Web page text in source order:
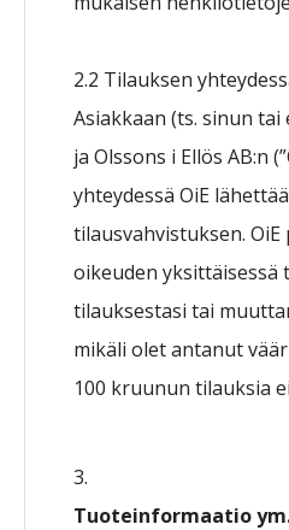
2.2 Tilauksen
Asiakkaan (ts. sinun
ja Olssons i Ellös AB:n
yhteydessä OiE
tilausvahvistuksen.
oikeuden yksittäisessä
tilauksestasi tai
mikäli olet antanut
100 kruunun tilauksia
Tuoteinformaatio